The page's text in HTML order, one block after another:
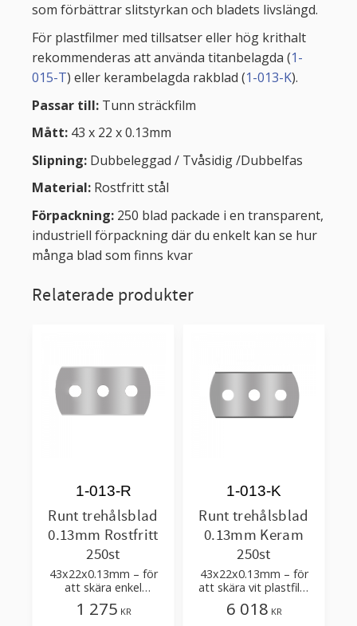
som förbättrar slitstyrkan och bladets livslängd.
För plastfilmer med tillsatser eller hög krithalt
rekommenderas att använda titanbelagda (1-
015-T) eller kerambelagda rakblad (1-013-K).
Passar till: Tunn sträckfilm
Mått: 43 x 22 x 0.13mm
Slipning: Dubbeleggad / Tvåsidig /Dubbelfas
Material: Rostfritt stål
Förpackning: 250 blad packade i en transparent,
industriell förpackning där du enkelt kan se hur
många blad som finns kvar
Relaterade produkter
Runt trehålsblad
0.13mm Rostfritt
250st
43x22x0.13mm – för
att skära enkel
plastfilm med få
tillsatser
1-013-R
1 275 KR
Runt trehålsblad
0.13mm Keram
250st
43x22x0.13mm – för
att skära vit plastfilm
med tillsatser
1-013-K
6 018 KR